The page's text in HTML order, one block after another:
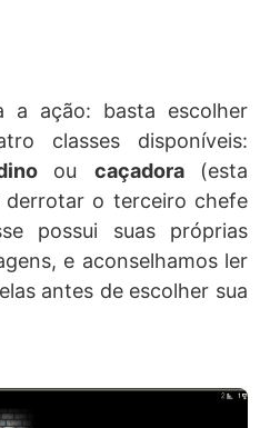
ação: basta escolher
classes disponíveis:
ou caçadora (esta
derrotar o terceiro chefe
possui suas próprias
e aconselhamos ler
antes de escolher sua